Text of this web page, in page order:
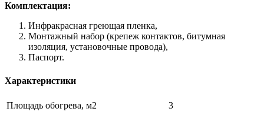
Комплектация:
Инфракрасная греющая пленка,
Монтажный набор (крепеж контактов, битумная
изоляция, установочные провода),
Паспорт.
Характеристики
Площадь обогрева, м2
3